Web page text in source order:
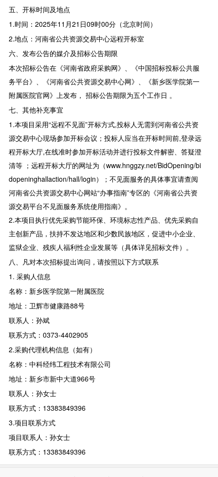
五、开标时间及地点
1.时间：2025年11月21日09时00分（北京时间）
2.地点：河南省公共资源交易中心远程开标室
六、发布公告的媒介及招标公告期限
本次招标公告在《河南省政府采购网》、《中国招标投标公共服
务平台》、《河南省公共资源交易中心网》、《新乡医学院第一
附属医院官网》上发布， 招标公告期限为五个工作日 。
七、其他补充事宜
1.本项目采用“远程不见面”开标方式,投标人无需到河南省公共资
源交易中心现场参加开标会议；投标人应当在开标时间前,登录远
程开标大厅,在线准时参加开标活动并进行投标文件解密、答疑澄
清等 ；远程开标大厅的网址为（www.hnggzy.net/BidOpening/bi
dopeninghallaction/hall/login）；不见面服务的具体事宜请查阅
河南省公共资源交易中心网站“办事指南”专区的《河南省公共资
源交易平台不见面服务系统使用指南》。
2.本项目执行优先采购节能环保、环境标志性产品、优先采购自
主创新产品，扶持不发达地区和少数民族地区，促进中小企业、
监狱企业、残疾人福利性企业发展等（具体详见招标文件）。
八、凡对本次招标提出询问，请按照以下方式联系
1. 采购人信息
名称：新乡医学院第一附属医院
地址：卫辉市健康路88号
联系人：孙斌
联系方式：0373-4402905
2.采购代理机构信息（如有）
名称：中科经纬工程技术有限公司
地址：新乡市新中大道966号
联系人：孙女士
联系方式：13383849396
3.项目联系方式
项目联系人：孙女士
联系方式：13383849396